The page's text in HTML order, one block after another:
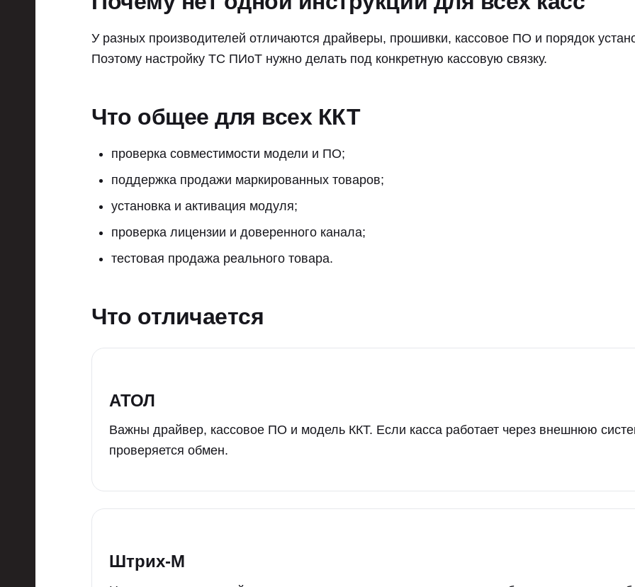
У разных производителей отличаются драйверы, прошивки, кассовое ПО и порядок
Поэтому настройку ТС ПИоТ нужно делать под конкретную кассовую связку.
Что общее для всех ККТ
проверка совместимости модели и ПО;
поддержка продажи маркированных товаров;
установка и активация модуля;
проверка лицензии и доверенного канала;
тестовая продажа реального товара.
Что отличается
АТОЛ
Важны драйвер, кассовое ПО и модель ККТ. Если касса работает через внешнюю
проверяется обмен.
Штрих-М